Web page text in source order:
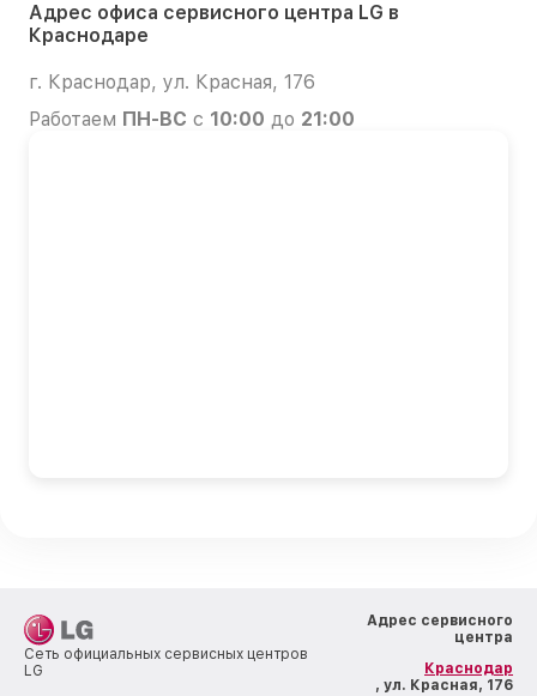
Адрес офиса сервисного центра LG в
Краснодаре
г. Краснодар, ул. Красная, 176
Работаем ПН-ВС с 10:00 до 21:00
Сеть официальных сервисных центров
LG
Адрес сервисного
центра
Краснодар
, ул. Красная, 176